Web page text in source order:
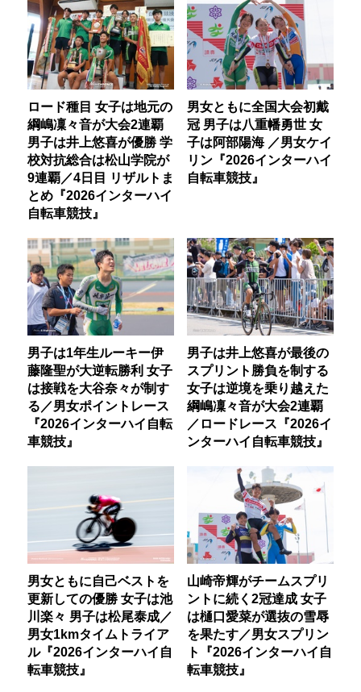
ロード種目 女子は地元の
綱嶋凜々音が大会2連覇
男子は井上悠喜が優勝 学
校対抗総合は松山学院が
9連覇／4日目 リザルトま
とめ『2026インターハイ
自転車競技』
男女ともに全国大会初戴
冠 男子は八重幡勇世 女
子は阿部陽海 ／男女ケイ
リン『2026インターハイ
自転車競技』
男子は1年生ルーキー伊
藤隆聖が大逆転勝利 女子
は接戦を大谷奈々が制す
る／男女ポイントレース
『2026インターハイ自転
車競技』
男子は井上悠喜が最後の
スプリント勝負を制する
女子は逆境を乗り越えた
綱嶋凜々音が大会2連覇
／ロードレース『2026イ
ンターハイ自転車競技』
男女ともに自己ベストを
更新しての優勝 女子は池
川楽々 男子は松尾泰成／
男女1kmタイムトライア
ル『2026インターハイ自
転車競技』
山崎帝輝がチームスプリ
ントに続く2冠達成 女子
は樋口愛菜が選抜の雪辱
を果たす／男女スプリン
ト『2026インターハイ自
転車競技』